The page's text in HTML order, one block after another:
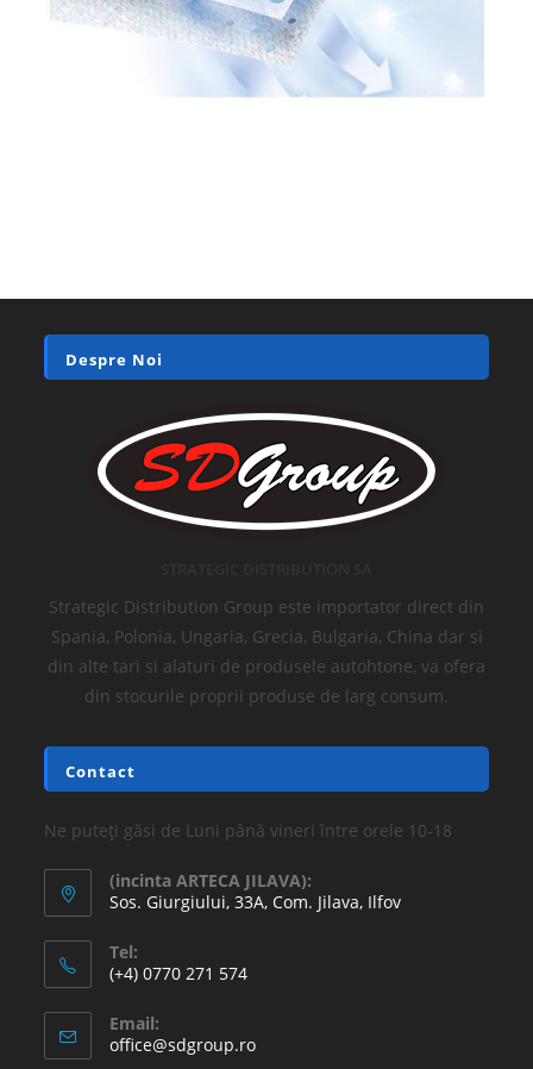
Despre Noi
Strategic Distribution Group este importator direct din
Spania, Polonia, Ungaria, Grecia, Bulgaria, China dar si
din alte tari si alaturi de produsele autohtone, va ofera
din stocurile proprii produse de larg consum.
Contact
Ne puteți găsi de Luni până vineri între orele 10-18
(incinta ARTECA JILAVA):
Sos. Giurgiului, 33A, Com. Jilava, Ilfov
Tel:
(+4) 0770 271 574
Email:
office@sdgroup.ro